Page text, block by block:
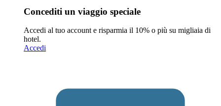
Concediti un viaggio speciale
Accedi al tuo account e risparmia il 10% o più su migliaia di
hotel.
Accedi